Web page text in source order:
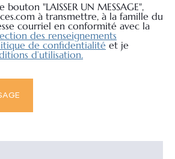
bouton "LAISSER UN MESSAGE",
à transmettre, à la famille du
courriel en conformité avec la
des renseignements
de confidentialité et je
d’utilisation.